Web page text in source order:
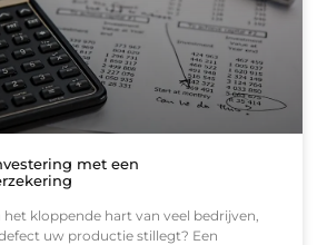
met een
kloppende hart van veel bedrijven,
uw productie stillegt? Een